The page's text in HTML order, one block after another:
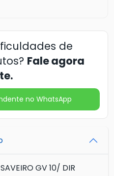
de
Fale agora
no WhatsApp
GV 10/ DIR